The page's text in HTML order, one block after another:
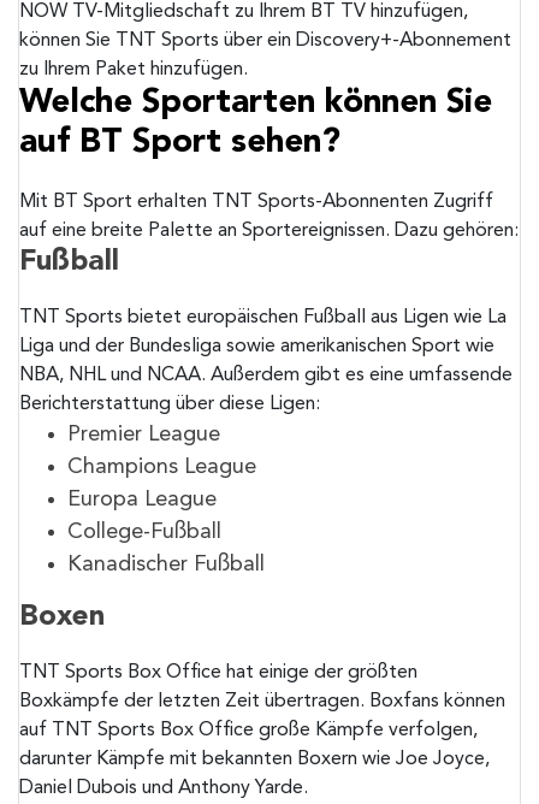
NOW TV-Mitgliedschaft zu Ihrem BT TV hinzufügen,
können Sie TNT Sports über ein Discovery+-Abonnement
zu Ihrem Paket hinzufügen.
Welche Sportarten können Sie
auf BT Sport sehen?
Mit BT Sport erhalten TNT Sports-Abonnenten Zugriff
auf eine breite Palette an Sportereignissen. Dazu gehören:
Fußball
TNT Sports bietet europäischen Fußball aus Ligen wie La
Liga und der Bundesliga sowie amerikanischen Sport wie
NBA, NHL und NCAA. Außerdem gibt es eine umfassende
Berichterstattung über diese Ligen:
Premier League
Champions League
Europa League
College-Fußball
Kanadischer Fußball
Boxen
TNT Sports Box Office hat einige der größten
Boxkämpfe der letzten Zeit übertragen. Boxfans können
auf TNT Sports Box Office große Kämpfe verfolgen,
darunter Kämpfe mit bekannten Boxern wie Joe Joyce,
Daniel Dubois und Anthony Yarde.